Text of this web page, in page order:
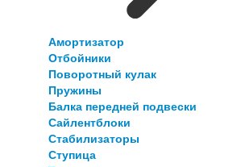
Амортизатор
Отбойники
Поворотный кулак
Пружины
Балка передней подвески
Сайлентблоки
Стабилизаторы
Ступица